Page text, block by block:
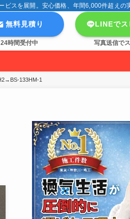
スを展開。安心価格、年間6,000件超え
料見積り
24時間受付中
LINEでス
写真送信で
133HM-1